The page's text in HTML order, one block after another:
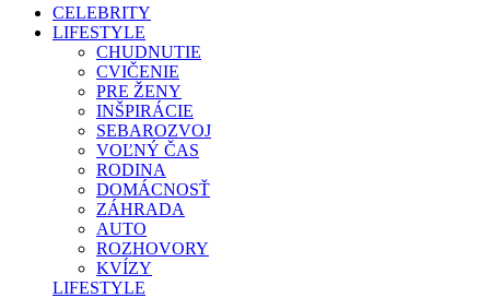
CELEBRITY
LIFESTYLE
CHUDNUTIE
CVIČENIE
PRE ŽENY
INŠPIRÁCIE
SEBAROZVOJ
VOĽNÝ ČAS
RODINA
DOMÁCNOSŤ
ZÁHRADA
AUTO
ROZHOVORY
KVÍZY
LIFESTYLE